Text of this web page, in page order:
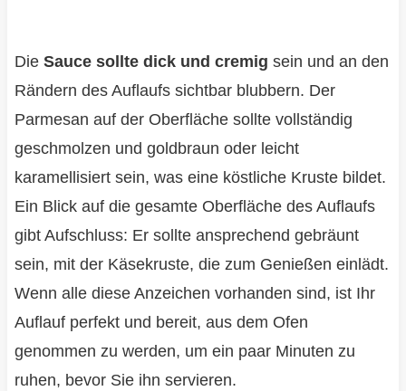
Die Sauce sollte dick und cremig sein und an den
Rändern des Auflaufs sichtbar blubbern. Der
Parmesan auf der Oberfläche sollte vollständig
geschmolzen und goldbraun oder leicht
karamellisiert sein, was eine köstliche Kruste bildet.
Ein Blick auf die gesamte Oberfläche des Auflaufs
gibt Aufschluss: Er sollte ansprechend gebräunt
sein, mit der Käsekruste, die zum Genießen einlädt.
Wenn alle diese Anzeichen vorhanden sind, ist Ihr
Auflauf perfekt und bereit, aus dem Ofen
genommen zu werden, um ein paar Minuten zu
ruhen, bevor Sie ihn servieren.